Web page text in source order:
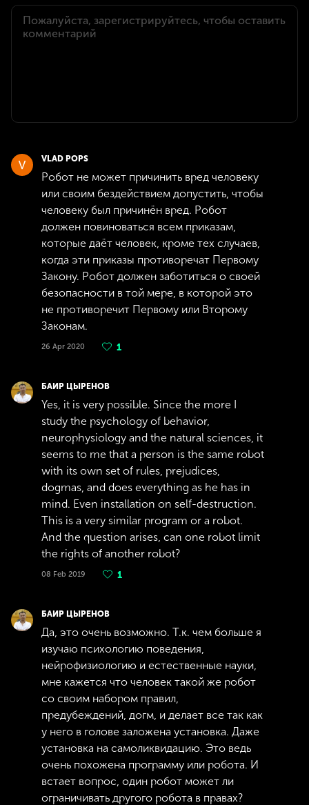
VLAD POPS
Робот не может причинить вред человеку
или своим бездействием допустить, чтобы
человеку был причинён вред. Робот
должен повиноваться всем приказам,
которые даёт человек, кроме тех случаев,
когда эти приказы противоречат Первому
Закону. Робот должен заботиться о своей
безопасности в той мере, в которой это
не противоречит Первому или Второму
Законам.
26 Apr 2020 1
БАИР ЦЫРЕНОВ
Yes, it is very possible. Since the more I
study the psychology of behavior,
neurophysiology and the natural sciences, it
seems to me that a person is the same robot
with its own set of rules, prejudices,
dogmas, and does everything as he has in
mind. Even installation on self-destruction.
This is a very similar program or a robot.
And the question arises, can one robot limit
the rights of another robot?
08 Feb 2019 1
БАИР ЦЫРЕНОВ
Да, это очень возможно. Т.к. чем больше я
изучаю психологию поведения,
нейрофизиологию и естественные науки,
мне кажется что человек такой же робот
со своим набором правил,
предубеждений, догм, и делает все так как
у него в голове заложена установка. Даже
установка на самоликвидацию. Это ведь
очень похожена программу или робота. И
встает вопрос, один робот может ли
ограничивать другого робота в правах?